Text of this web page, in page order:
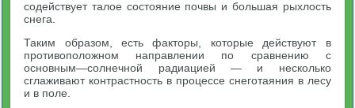
содействует талое состояние почвы и большая рыхлость
снега.
Таким образом, есть факторы, которые действуют в
противоположном направлении по сравнению с
основным—солнечной радиацией — и несколько
сглаживают контрастность в процессе снеготаяния в лесу
и в поле.